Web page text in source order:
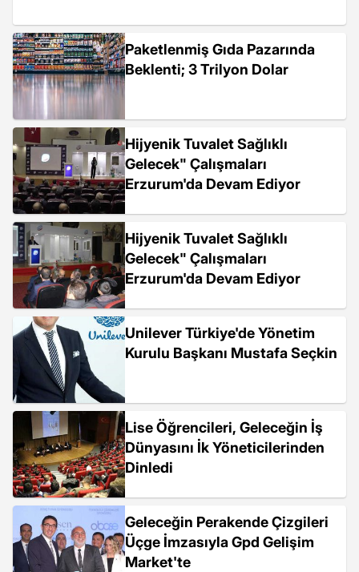
Paketlenmiş Gıda Pazarında
Beklenti; 3 Trilyon Dolar
Hijyenik Tuvalet Sağlıklı
Gelecek" Çalışmaları
Erzurum'da Devam Ediyor
Hijyenik Tuvalet Sağlıklı
Gelecek" Çalışmaları
Erzurum'da Devam Ediyor
Unilever Türkiye'de Yönetim
Kurulu Başkanı Mustafa Seçkin
Lise Öğrencileri, Geleceğin İş
Dünyasını İk Yöneticilerinden
Dinledi
Geleceğin Perakende Çizgileri
Üçge İmzasıyla Gpd Gelişim
Market'te